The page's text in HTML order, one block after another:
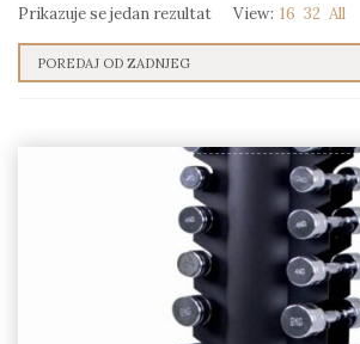
Prikazuje se jedan rezultat View: 16 32 All